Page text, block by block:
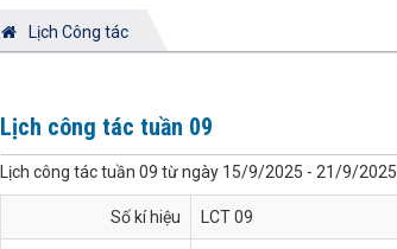
Lịch Công tác
Lịch công tác tuần 09
Lịch công tác tuần 09 từ ngày 15/9/2025 - 21/9/2025
Số kí hiệu LCT 09